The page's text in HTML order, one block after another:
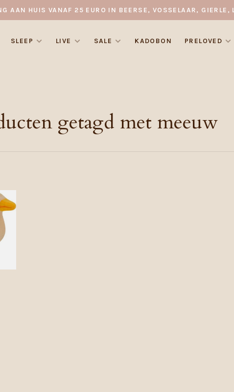
AAN HUIS VANAF 25 EURO IN BEERSE, VOSSELAAR, GIERLE,
SLEEP LIVE SALE KADOBON PRELOVED
getagd met meeuw